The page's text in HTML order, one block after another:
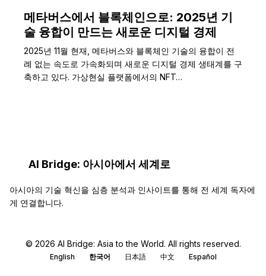
메타버스에서 블록체인으로: 2025년 기
술 융합이 만드는 새로운 디지털 경제
2025년 11월 현재, 메타버스와 블록체인 기술의 융합이 전
례 없는 속도로 가속화되며 새로운 디지털 경제 생태계를 구
축하고 있다. 가상현실 플랫폼에서의 NFT…
AI Bridge: 아시아에서 세계로
아시아의 기술 혁신을 심층 분석과 인사이트를 통해 전 세계 독자에
게 연결합니다.
© 2026 AI Bridge: Asia to the World. All rights reserved.
English 한국어 日本語 中文 Español